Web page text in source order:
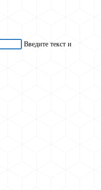
Введите текст и